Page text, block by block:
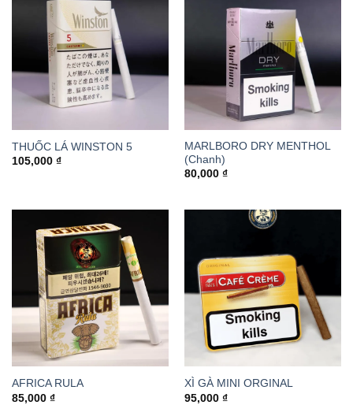
THUỐC LÁ WINSTON 5
105,000 ₫
MARLBORO DRY MENTHOL
(Chanh)
80,000 ₫
AFRICA RULA
85,000 ₫
XÌ GÀ MINI ORGINAL
95,000 ₫